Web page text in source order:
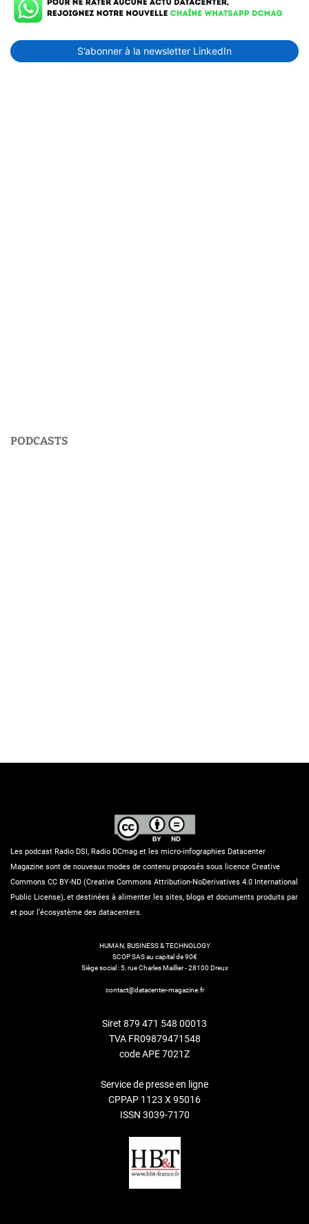
S’abonner à la newsletter LinkedIn
PODCASTS
Les podcast Radio DSI, Radio DCmag et les micro-infographies Datacenter
Magazine sont de nouveaux modes de contenu proposés sous licence Creative
Commons CC BY-ND (Creative Commons Attribution-NoDerivatives 4.0 International
Public License), et destinées à alimenter les sites, blogs et documents produits par
et pour l’écosystème des datacenters.
HUMAN, BUSINESS & TECHNOLOGY
SCOP SAS au capital de 90€
Siège social : 5, rue Charles Maillier - 28100 Dreux
contact@datacenter-magazine.fr
Siret 879 471 548 00013
TVA FR09879471548
code APE 7021Z
Service de presse en ligne
CPPAP 1123 X 95016
ISSN 3039-7170